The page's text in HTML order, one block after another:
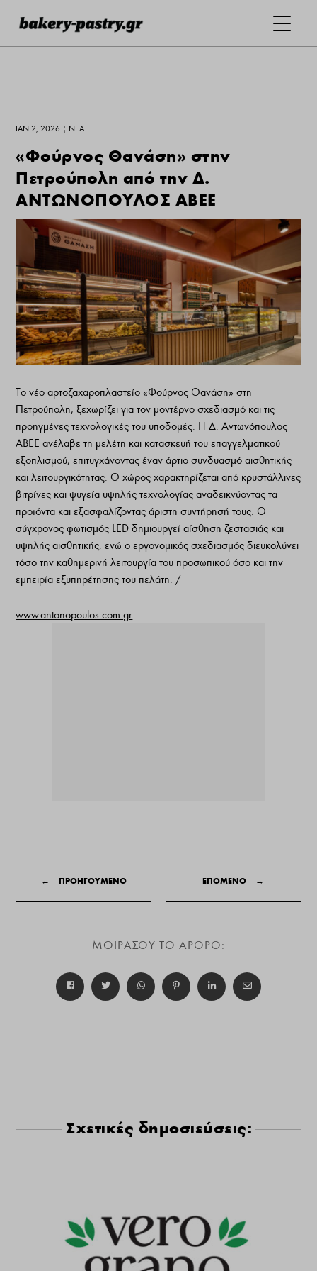
ΙΑΝ 2, 2026 | ΝΕΑ
«Φούρνος Θανάση» στην
Πετρούπολη από την Δ.
ΑΝΤΩΝΟΠΟΥΛΟΣ ΑΒΕΕ
Tο νέο αρτοζαχαροπλαστείο «Φούρνος Θανάση» στη
Πετρούπολη, ξεχωρίζει για τον μοντέρνο σχεδιασμό και τις
προηγμένες τεχνολογικές του υποδομές. Η Δ. Αντωνόπουλος
ΑΒΕΕ ανέλαβε τη μελέτη και κατασκευή του επαγγελματικού
εξοπλισμού, επιτυγχάνοντας έναν άρτιο συνδυασμό αισθητικής
και λειτουργικότητας. Ο χώρος χαρακτηρίζεται από κρυστάλλινες
βιτρίνες και ψυγεία υψηλής τεχνολογίας αναδεικνύοντας τα
προϊόντα και εξασφαλίζοντας άριστη συντήρησή τους. Ο
σύγχρονος φωτισμός LED δημιουργεί αίσθηση ζεστασιάς και
υψηλής αισθητικής, ενώ ο εργονομικός σχεδιασμός διευκολύνει
τόσο την καθημερινή λειτουργία του προσωπικού όσο και την
εμπειρία εξυπηρέτησης του πελάτη. /
www.antonopoulos.com.gr
← ΠΡΟΗΓΟΥΜΕΝΟ ΕΠΟΜΕΝΟ →
ΜΟΙΡΑΣΟΥ ΤΟ ΑΡΘΡΟ:
Σχετικές δημοσιεύσεις: